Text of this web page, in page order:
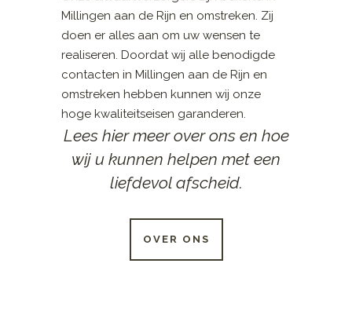
Millingen aan de Rijn en omstreken. Zij
doen er alles aan om uw wensen te
realiseren. Doordat wij alle benodigde
contacten in Millingen aan de Rijn en
omstreken hebben kunnen wij onze
hoge kwaliteitseisen garanderen.
Lees hier meer over ons en hoe
wij u kunnen helpen met een
liefdevol afscheid.
OVER ONS